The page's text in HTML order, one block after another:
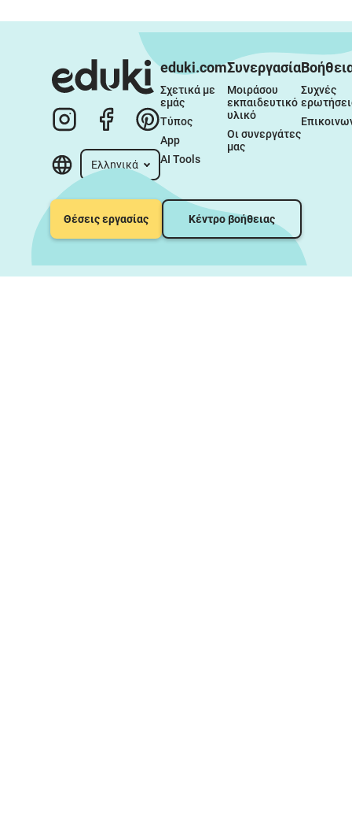
Ελληνικά
eduki.com
Σχετικά με
εμάς
Τύπος
App
AI Tools
Συνεργασία
Μοιράσου
εκπαιδευτικό
υλικό
Οι συνεργάτες
μας
Συχνές
Θέσεις εργασίας Κέντρο βοήθειας